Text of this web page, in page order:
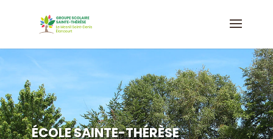
ÉCOLE SAINTE-THÉRÈSE